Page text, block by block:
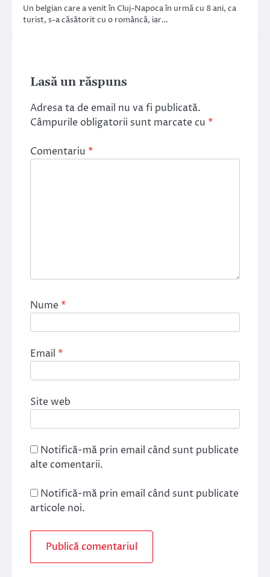
Un belgian care a venit în Cluj-Napoca în urmă cu 8 ani, ca
turist, s-a căsătorit cu o româncă, iar…
Lasă un răspuns
Adresa ta de email nu va fi publicată.
Câmpurile obligatorii sunt marcate cu *
Comentariu *
Nume*
Email *
Site web
Notifică-mă prin email când sunt publicate
alte comentarii.
Notifică-mă prin email când sunt publicate
articole noi.